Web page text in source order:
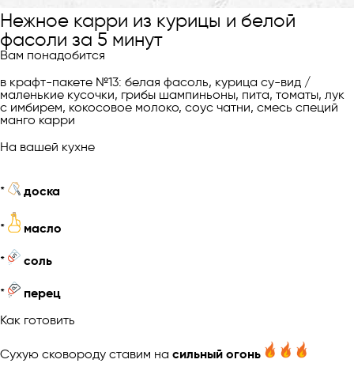
Нежное карри из курицы и белой
фасоли за 5 минут
Вам понадобится
в крафт-пакете №13: белая фасоль, курица су-вид /
маленькие кусочки, грибы шампиньоны, пита, томаты, лук
с имбирем, кокосовое молоко, соус чатни, смесь специй
манго карри
На вашей кухне
* доска
* масло
* соль
*
перец
Как готовить
Cухую сковороду ставим на сильный огонь